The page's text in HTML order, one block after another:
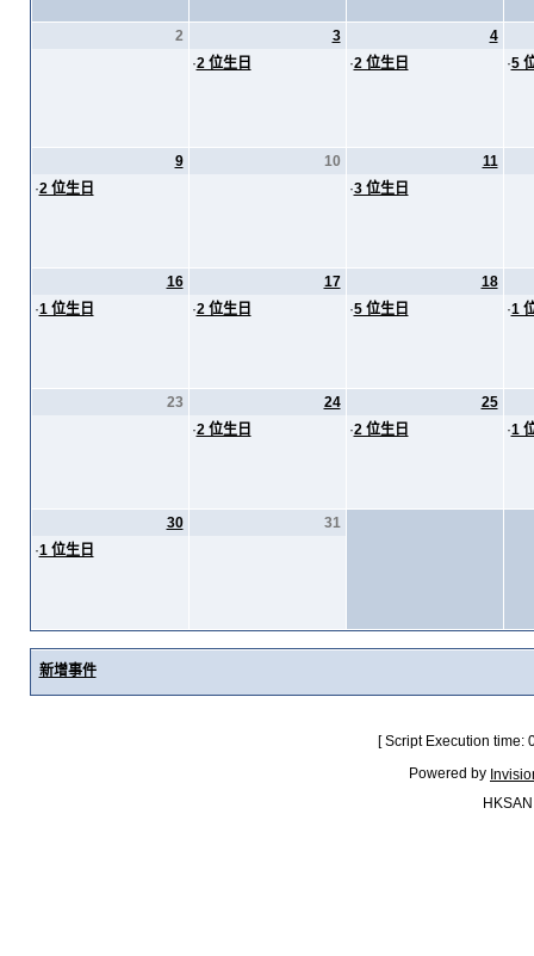
2
3
·2 位生日
4
·2 位生日 ·5
9
·2 位生日
10
11
·3 位生日
16
·1 位生日
17
·2 位生日
18
·5 位生日 ·1
23
24
·2 位生日
25
·2 位生日 ·1
30
·1 位生日
31
新增事件
[ Script Execution
Powered by